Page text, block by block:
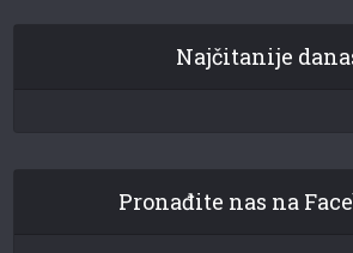
Najčitanije
Pronađite nas na